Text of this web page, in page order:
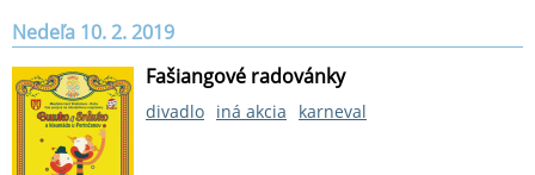
Nedeľa 10. 2. 2019
Fašiangové radovánky
divadlo iná akcia karneval